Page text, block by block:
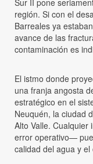
región. Si con el
Barreales ya
avance de las
contaminación es
El istmo donde
una franja angosta
estratégico en el
Neuquén, la ciudad
Alto Valle.
error operativo—
calidad del agua y